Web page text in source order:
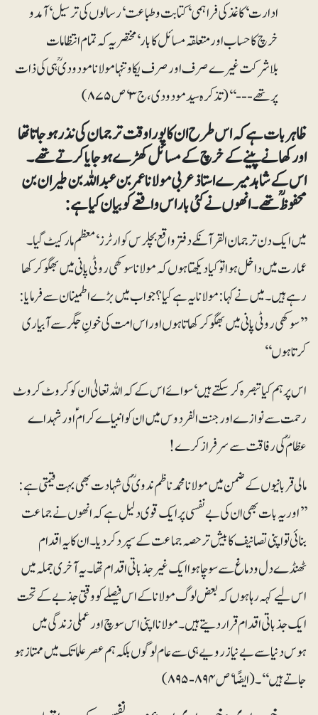
ادارت‘ کاغذ کی فراہمی‘ کتابت و طباعت‘ رسالوں کی ترسیل‘ آمد و
خرچ کا حساب اور متعلقہ مسائل کا بار‘ مختصر یہ کہ تمام انتظامات
بلاشرکت غیرے صرف اور صرف یکا و تنہا مولانا مودودیؒ ہی کی ذات
پر تھے ---‘‘(تذکرہ سید مودودی، ج ۳‘ ص ۸۷۵)
ظاہر بات ہے کہ اس طرح ان کا پورا وقت ترجمان کی نذر ہو جاتا تھا
اور کھانے پینے کے خرچ کے مسائل کھڑے ہو جایا کرتے تھے۔
اس کے شاہد میرے استاذ عربی مولانا عمر بن عبداللہ بن طیران بن
محفوظؒ تھے۔ انھوں نے کئی بار اس واقعے کو بیان کیا ہے:
میں ایک دن ترجمان القرآنکے دفتر واقع بچلرس کوارٹرز‘ معظم مارکیٹ گیا۔
عمارت میں داخل ہوا تو کیا دیکھتا ہوں کہ مولانا سوکھی روٹی پانی میں بھگو کر کھا
رہے ہیں۔ میں نے کہا: مولانا یہ ہے کیا؟ جواب میں بڑے اطمینان سے فرمایا:
’’سوکھی روٹی پانی میں بھگو کر کھاتا ہوں اور اس امت کی خونِ جگر سے آبیاری
کرتا ہوں‘‘
اس پر ہم کیا تبصرہ کر سکتے ہیں‘ سوائے اس کے کہ اللہ تعالیٰ ان کو کروٹ کروٹ
رحمت سے نوازے اور جنت الفردوس میں ان کو انبیاے کرامؑ اور شہداے
عظام ؒ کی رفاقت سے سرفراز کرے!
مالی قربانیوں کے ضمن میں مولانا محمد ناظم ندویؒ کی شہادت بھی بہت قیمتی ہے:
’’اور یہ بات بھی ان کی بے نفسی پر ایک قوی دلیل ہے کہ انھوں نے جماعت
بنائی تو اپنی تصانیف کا بیش تر حصہ جماعت کے سپرد کر دیا۔ ان کا یہ اقدام
ٹھنڈے دل و دماغ سے سوچا ہوا ایک غیر جذباتی اقدام تھا۔ یہ آخری جملہ میں
اس لیے کہہ رہا ہوں کہ بعض لوگ مولانا کے اس فیصلے کو وقتی جذبے کے تحت
ایک جذباتی اقدام قرار دیتے ہیں۔ مولانا اپنی اس سوچ اور عملی زندگی میں
ہوس دنیا سے بے نیاز رویے ہی سے عام لوگوں بلکہ ہم عصر علما تک میں ممتاز ہو
جاتے ہیں‘‘۔ (ایضًا‘ ص ۸۹۴-۸۹۵)